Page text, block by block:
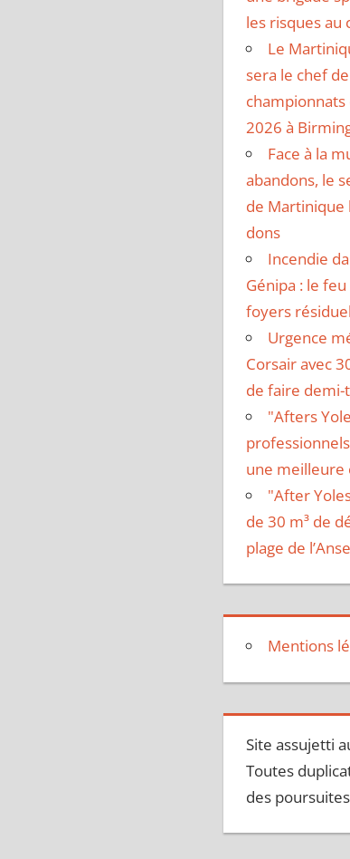
les risques
Le
sera le chef
2026 à
Face à la
abandons, le
de Martinique
dons
Incendie
Génipa : le
foyers
Urgence
Corsair avec
de faire
"Afters
une meilleure
"After
de 30 m³ de
plage de
Mentions
Site assujetti
Toutes
des